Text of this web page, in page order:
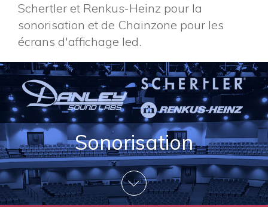
Schertler et Renkus-Heinz pour la
sonorisation et de Chainzone pour les
écrans d'affichage led.
Sonorisation